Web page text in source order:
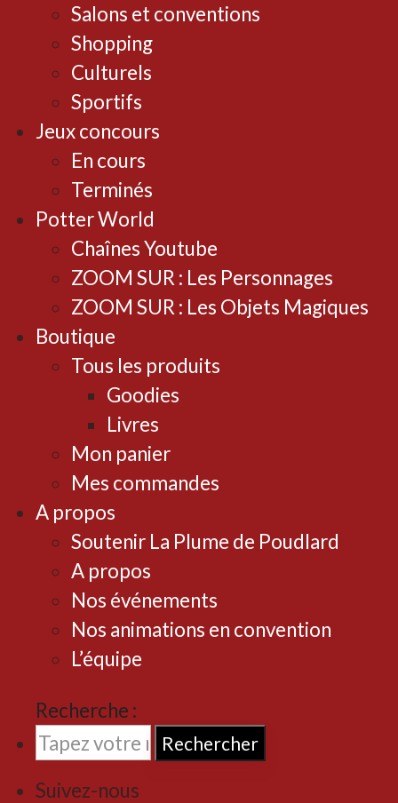
Salons et conventions
Shopping
Culturels
Sportifs
Jeux concours
En cours
Terminés
Potter World
Chaînes Youtube
ZOOM SUR : Les Personnages
ZOOM SUR : Les Objets Magiques
Boutique
Tous les produits
Goodies
Livres
Mon panier
Mes commandes
A propos
Soutenir La Plume de Poudlard
A propos
Nos événements
Nos animations en convention
L’équipe
Rechercher
Suivez-nous